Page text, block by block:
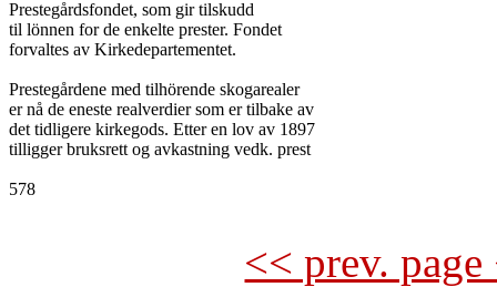
Prestegårdsfondet, som gir tilskudd
til lönnen for de enkelte prester. Fondet
forvaltes av Kirkedepartementet.
Prestegårdene med tilhörende skogarealer
er nå de eneste realverdier som er tilbake av
det tidligere kirkegods. Etter en lov av 1897
tilligger bruksrett og avkastning vedk. prest
578
<< prev.